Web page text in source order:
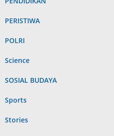
PERISTIWA
POLRI
Science
SOSIAL BUDAYA
Sports
Stories